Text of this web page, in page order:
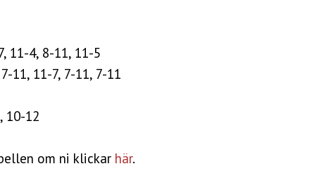
11-4, 8-11, 11-5
11, 11-7, 7-11, 7-11
10-12
om ni klickar här.